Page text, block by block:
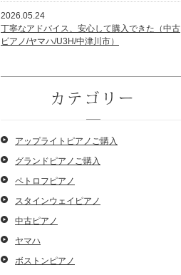
2026.05.24
丁寧なアドバイス、安心して購入できた（中古
ピアノ/ヤマハ/U3H/中津川市）
カテゴリー
アップライトピアノご購入
グランドピアノご購入
ペトロフピアノ
スタインウェイピアノ
中古ピアノ
ヤマハ
ボストンピアノ